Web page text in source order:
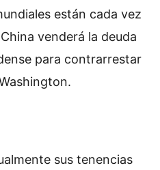
están cada vez
venderá la deuda
para contrarrestar
sus tenencias